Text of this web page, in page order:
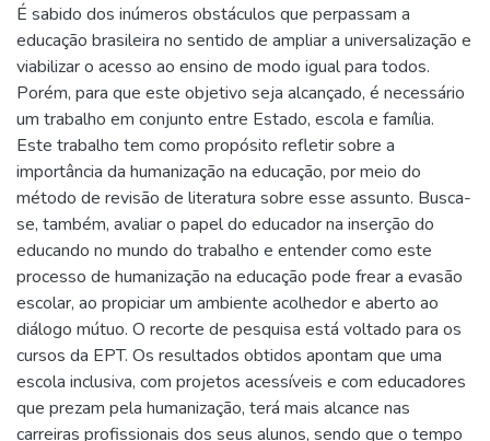
É sabido dos inúmeros obstáculos que perpassam a
educação brasileira no sentido de ampliar a universalização e
viabilizar o acesso ao ensino de modo igual para todos.
Porém, para que este objetivo seja alcançado, é necessário
um trabalho em conjunto entre Estado, escola e família.
Este trabalho tem como propósito refletir sobre a
importância da humanização na educação, por meio do
método de revisão de literatura sobre esse assunto. Busca-
se, também, avaliar o papel do educador na inserção do
educando no mundo do trabalho e entender como este
processo de humanização na educação pode frear a evasão
escolar, ao propiciar um ambiente acolhedor e aberto ao
diálogo mútuo. O recorte de pesquisa está voltado para os
cursos da EPT. Os resultados obtidos apontam que uma
escola inclusiva, com projetos acessíveis e com educadores
que prezam pela humanização, terá mais alcance nas
carreiras profissionais dos seus alunos, sendo que o tempo